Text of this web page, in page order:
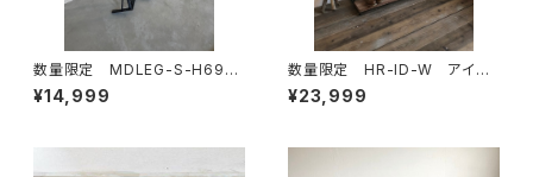
数量限定 MDLEG-S-H69
鉄脚 アイアンレッグ インダ
ストリアル ダイニングテーブ
¥14,999
数量限定 HR-ID-W アイア
ン ハンガーラック ディスプレ
イラック アイアン家具 木製
¥23,999